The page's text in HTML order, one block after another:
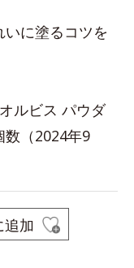
に塗るコツを
ルビス パウダ
数（2024年9
追加